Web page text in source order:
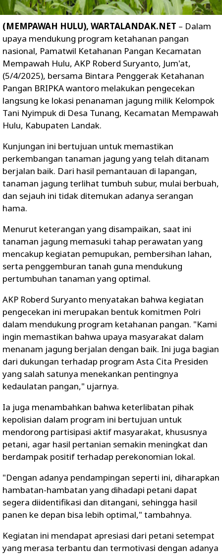
(MEMPAWAH HULU), WARTALANDAK.NET – Dalam
upaya mendukung program ketahanan pangan
nasional, Pamatwil Ketahanan Pangan Kecamatan
Mempawah Hulu, AKP Roberd Suryanto, Jum'at,
(5/4/2025), bersama Bintara Penggerak Ketahanan
Pangan BRIPKA wantoro melakukan pengecekan
langsung ke lokasi penanaman jagung milik Kelompok
Tani Nyimpuk di Desa Tunang, Kecamatan Mempawah
Hulu, Kabupaten Landak.
Kunjungan ini bertujuan untuk memastikan
perkembangan tanaman jagung yang telah ditanam
berjalan baik. Dari hasil pemantauan di lapangan,
tanaman jagung terlihat tumbuh subur, mulai berbuah,
dan sejauh ini tidak ditemukan adanya serangan
hama.
Menurut keterangan yang disampaikan, saat ini
tanaman jagung memasuki tahap perawatan yang
mencakup kegiatan pemupukan, pembersihan lahan,
serta penggemburan tanah guna mendukung
pertumbuhan tanaman yang optimal.
AKP Roberd Suryanto menyatakan bahwa kegiatan
pengecekan ini merupakan bentuk komitmen Polri
dalam mendukung program ketahanan pangan. "Kami
ingin memastikan bahwa upaya masyarakat dalam
menanam jagung berjalan dengan baik. Ini juga bagian
dari dukungan terhadap program Asta Cita Presiden
yang salah satunya menekankan pentingnya
kedaulatan pangan," ujarnya.
Ia juga menambahkan bahwa keterlibatan pihak
kepolisian dalam program ini bertujuan untuk
mendorong partisipasi aktif masyarakat, khususnya
petani, agar hasil pertanian semakin meningkat dan
berdampak positif terhadap perekonomian lokal.
"Dengan adanya pendampingan seperti ini, diharapkan
hambatan-hambatan yang dihadapi petani dapat
segera diidentifikasi dan ditangani, sehingga hasil
panen ke depan bisa lebih optimal," tambahnya.
Kegiatan ini mendapat apresiasi dari petani setempat
yang merasa terbantu dan termotivasi dengan adanya